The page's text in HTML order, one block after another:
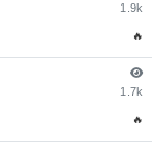
1.9k
🔥
1.7k
🔥